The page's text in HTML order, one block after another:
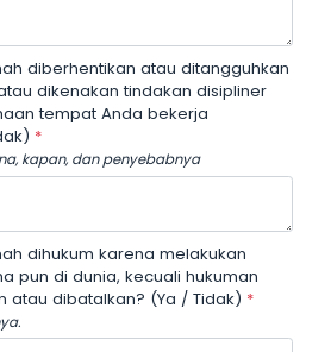
diberhentikan atau ditangguhkan
dikenakan tindakan disipliner
tempat Anda bekerja
*
kapan, dan penyebabnya
dihukum karena melakukan
pun di dunia, kecuali hukuman
atau dibatalkan? (Ya / Tidak) *